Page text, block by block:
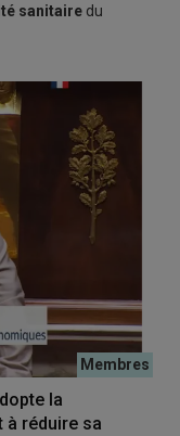
sanitaire du
la
réduire sa